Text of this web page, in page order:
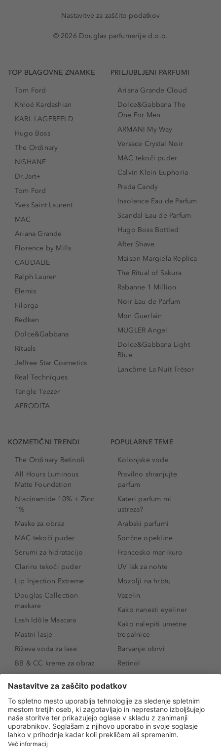
Nastavitve za zaščito podatkov
© 2026 Douglas parfumerije d.o.o.
TOP BLAGOVNE ZNAMKE
Tom Ford
Khloé Kardashian
KARL LAGERFELD
Hugo Boss
The Ordinary
NISHANE
Dr.Jart+
Tom Ford
Yves Saint Laurent
MAC
Ariana Grande
Florence by Mills
CAUDALIE
Ralph Lauren
Elemis
Filorga
Redken
Dolce&Gabbana
Rituals
Jeffree Star Cosmetics
Real Techniques
Tangle Teezer
AFRODITA
PRILJUBLJENI PARFUMI
Ariana Grande Cloud
Dolce&Gabbana The
One For Men
ARMANI My Way
Versace Crystal Noir
MAC tekoči puder
Calvin Klein Euphoria
Prada Candy
Insolence Eau de Parfum
Scandal Eau de Parfum
Hugo Boss Bottled
After Shave
Maison Margiela Replica
The Ritual of Sakura
Rabanne 1 Million
Noir Eau de Parfum
Mon Guerlain
MUGLER Angel
Dolce&Gabbana Light
Blue
Lancôme La Nuit Trésor
KOZMETIČNI TRENDI
The Ordinary Retinoli
All Hours Luminous
Matte Foundation
Niacinamide 10% + Zinc
1%
Maske za obraz
MAC tekoči puder
Serumi za hidratacijo
Clarins tekoči puder
Lip Injection Extreme
Douglas Collection
maskare
Lash Idôle Mascara
Mastni lasje
Riževa voda za lase
BB & CC kreme za obraz
SPF 30
Senčila za oči
Tekoči puder
Ličenje povešenih vek
Kako povečati oči
POPULARNE TEME
Kolonjske vode
Pravilno shranjujte
parfum
Kateri parfum mi
ustreza?
Arabski parfumi
Sončne opekline
Francosko manikuro
UV lak za nohte
Mozolji na hrbtu
Vazelin
Kako nanesti eyeliner
Kako nalepiti umetne
trepalnice
Barvanje obrvi
Retinol
Niacinamid
Rozacea
Salicilna kislina